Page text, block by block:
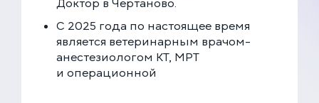
Доктор в Чертаново.
С 2025 года по настоящее время
является ветеринарным врачом-
анестезиологом КТ, МРТ
и операционной
Клиника на Карамышевской набережной
Москва, Карамышевская наб., 2А
+7 (499) 288-80-36